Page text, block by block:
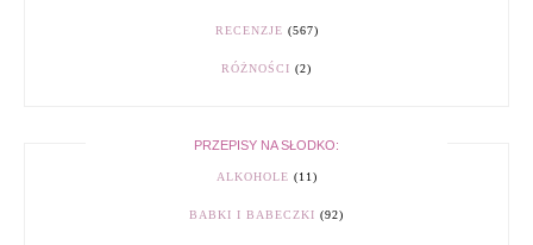
RECENZJE (567)
RÓŻNOŚCI (2)
PRZEPISY NA SŁODKO:
ALKOHOLE (11)
BABKI I BABECZKI (92)